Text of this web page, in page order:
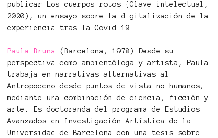
publicar Los cuerpos rotos (Clave intelectual,
2020), un ensayo sobre la digitalización de la
experiencia tras la Covid-19.
Paula Bruna
(Barcelona, 1978) Desde su
perspectiva como ambientóloga y artista, Paula
trabaja en narrativas alternativas al
Antropoceno desde puntos de vista no humanos,
mediante una combinación de ciencia, ficción y
arte. Es doctoranda del programa de Estudios
Avanzados en Investigación Artística de la
Universidad de Barcelona con una tesis sobre